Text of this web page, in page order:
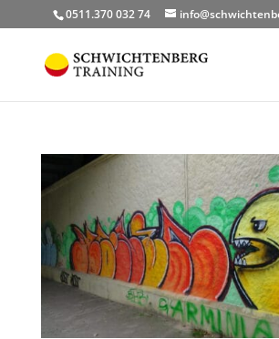
0511.370 032 74